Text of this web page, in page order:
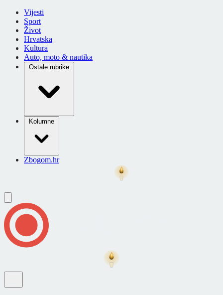
Vijesti
Sport
Život
Hrvatska
Kultura
Auto, moto & nautika
Ostale rubrike
Kolumne
Zbogom.hr